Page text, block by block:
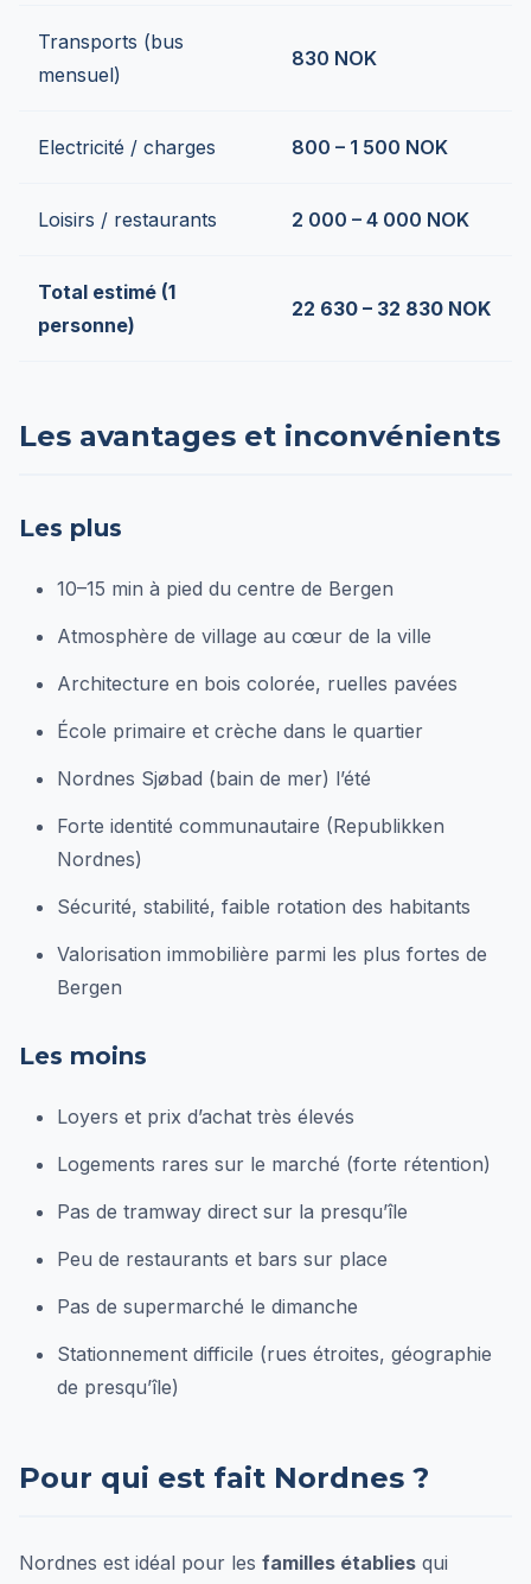
Transports (bus
mensuel)
830 NOK
Electricité / charges 800 – 1 500 NOK
Loisirs / restaurants 2 000 – 4 000 NOK
Total estimé (1
personne)
22 630 – 32 830 NOK
Les avantages et inconvénients
Les plus
10–15 min à pied du centre de Bergen
Atmosphère de village au cœur de la ville
Architecture en bois colorée, ruelles pavées
École primaire et crèche dans le quartier
Nordnes Sjøbad (bain de mer) l’été
Forte identité communautaire (Republikken
Nordnes)
Sécurité, stabilité, faible rotation des habitants
Valorisation immobilière parmi les plus fortes de
Bergen
Les moins
Loyers et prix d’achat très élevés
Logements rares sur le marché (forte rétention)
Pas de tramway direct sur la presqu’île
Peu de restaurants et bars sur place
Pas de supermarché le dimanche
Stationnement difficile (rues étroites, géographie
de presqu’île)
Pour qui est fait Nordnes ?
Nordnes est idéal pour les familles établies qui